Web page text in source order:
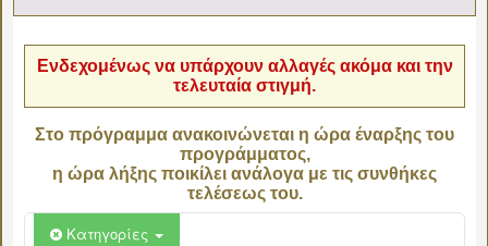
Ενδεχομένως να υπάρχουν αλλαγές ακόμα και την
τελευταία στιγμή.
Στο πρόγραμμα ανακοινώνεται η ώρα έναρξης του
προγράμματος,
η ώρα λήξης ποικίλει ανάλογα με τις συνθήκες
τελέσεως του.
Κατηγορίες
06:00